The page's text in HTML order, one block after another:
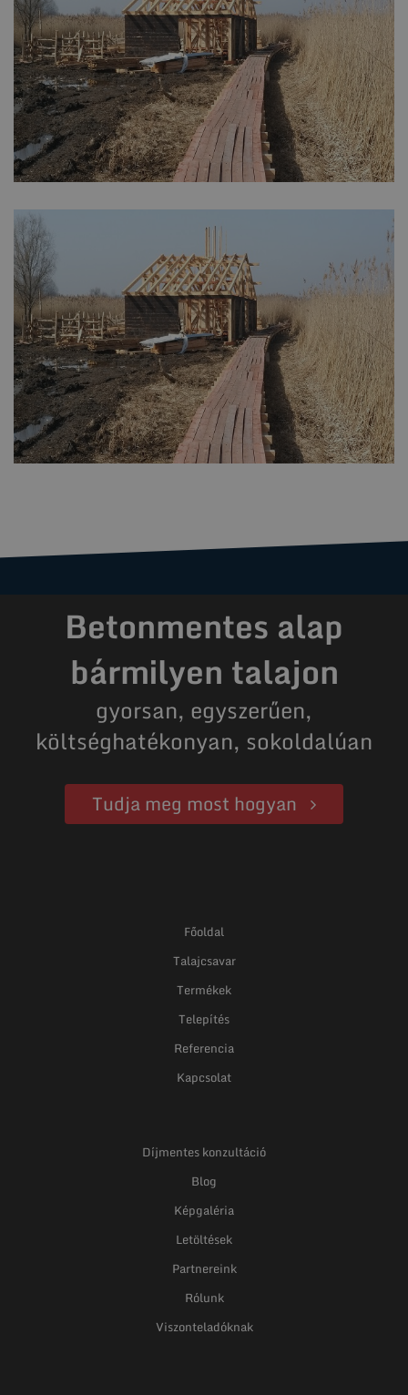
Betonmentes alap
bármilyen talajon
gyorsan, egyszerűen,
költséghatékonyan, sokoldalúan
Tudja meg most hogyan
Főoldal
Talajcsavar
Termékek
Telepítés
Referencia
Kapcsolat
Díjmentes konzultáció
Blog
Képgaléria
Letöltések
Partnereink
Rólunk
Viszonteladóknak